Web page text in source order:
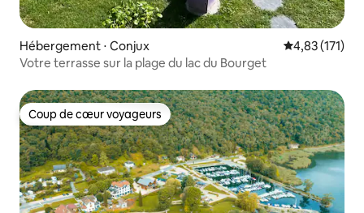
Hébergement ⋅ Conjux Évaluation
4,83 (171)
Votre terrasse sur la plage du lac du Bourget
Coup de cœur voyageurs
Coup de cœur voyageurs